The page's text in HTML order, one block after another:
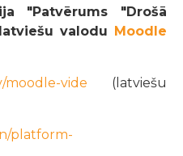
"Patvērums "Drošā
valodu Moodle
moodle-vide (latviešu
platform-